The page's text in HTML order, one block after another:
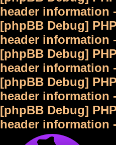
header information
[phpBB Debug]
header information
[phpBB Debug]
header information
[phpBB Debug]
header information
[phpBB Debug]
header information